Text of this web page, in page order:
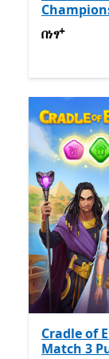
በነፃ
በነፃ+
Cradle of
Match 3